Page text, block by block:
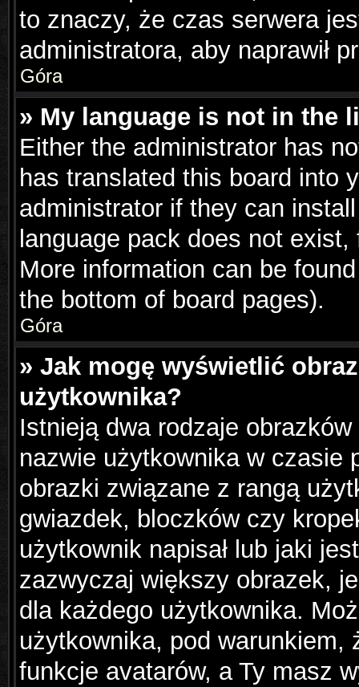
to znaczy, że czas serwera
administratora, aby naprawił
Góra
» My language is not in the
Either the administrator has
has translated this board into
administrator if they can
language pack does not
More information can be
the bottom of board pages).
Góra
» Jak mogę wyświetlić
użytkownika?
Istnieją dwa rodzaje
nazwie użytkownika w czasie
obrazki związane z rangą
gwiazdek, bloczków czy
użytkownik napisał lub jaki
zazwyczaj większy obrazek,
dla każdego użytkownika.
użytkownika, pod warunkiem,
funkcje avatarów, a Ty masz